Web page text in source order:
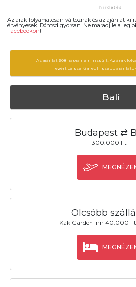
Az árak folyamatosan változnak és az ajánlat
érvényesek. Döntsd gyorsan. Ne maradj le a
Facebookon!
Az ajánlat 608 napja nem frissült. Az árak
ezért célszerű a legfrissebb
Bali
Budapest ⇄
300.000 Ft
Olcsóbb
Kak Garden Inn 40.000